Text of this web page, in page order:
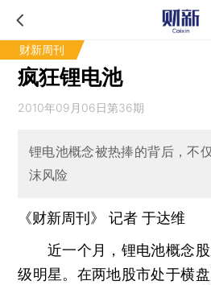
财新周刊
疯狂锂电池
2010年09月06日第36期
锂电池概念被热捧的背后，不
沫风险
《财新周刊》 记者于达维
近一个月，锂电池概念股
级明星。在两地股市处于横